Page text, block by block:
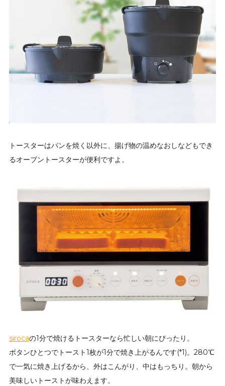
トースターはパンを焼く以外に、揚げ物の温めなおしなどもでき
るオーブントースターが便利ですよ。
sirocaの1分で焼けるトースターなら忙しい朝にぴったり。
ボタンひとつでトースト1枚が1分で焼き上がるんです(*1)。280℃
で一気に焼き上げるから、外はこんがり、中はもっちり。朝から
美味しいトーストが味わえます。